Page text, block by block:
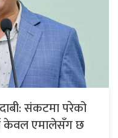
संकटमा परेको
केवल एमालेसँग छ